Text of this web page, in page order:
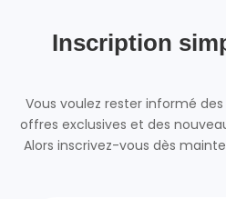
Inscription
Vous voulez rester informé
offres exclusives et des
Alors inscrivez-vous dès